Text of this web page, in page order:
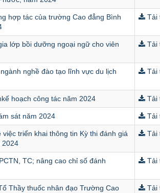
hợp tác của trường Cao đẳng Bình
Tải
lớp bồi dưỡng ngoại ngữ cho viên
Tải
nghề đào tạo lĩnh vực du lịch
Tải
hoạch công tác năm 2024 Tải
sát năm 2024 Tải
triển khai thông tin Kỳ thi đánh giá
2024
Tải
TC; nâng cao chỉ số đánh
Tải
Thầy thuốc nhân đạo Trường Cao
Tải